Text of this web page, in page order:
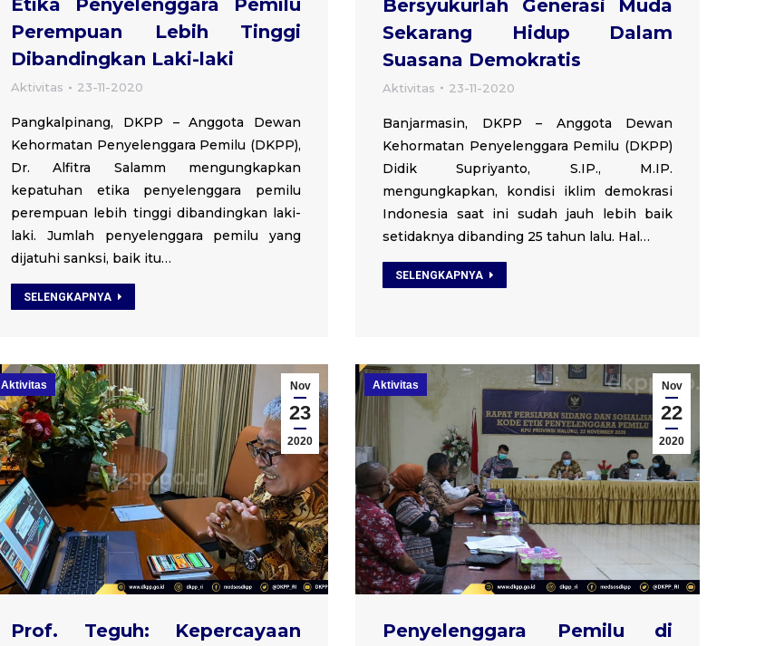
Etika Penyelenggara Pemilu
Perempuan Lebih Tinggi
Dibandingkan Laki-laki
Aktivitas 23-11-2020
Pangkalpinang, DKPP – Anggota Dewan
Kehormatan Penyelenggara Pemilu (DKPP),
Dr. Alfitra Salamm mengungkapkan
kepatuhan etika penyelenggara pemilu
perempuan lebih tinggi dibandingkan laki-
laki. Jumlah penyelenggara pemilu yang
dijatuhi sanksi, baik itu…
SELENGKAPNYA
Bersyukurlah Generasi Muda
Sekarang Hidup Dalam
Suasana Demokratis
Aktivitas 23-11-2020
Banjarmasin, DKPP – Anggota Dewan
Kehormatan Penyelenggara Pemilu (DKPP)
Didik Supriyanto, S.IP., M.IP.
mengungkapkan, kondisi iklim demokrasi
Indonesia saat ini sudah jauh lebih baik
setidaknya dibanding 25 tahun lalu. Hal…
SELENGKAPNYA
Nov
23
2020
Aktivitas
Prof. Teguh: Kepercayaan
Nov
22
2020
Aktivitas
Penyelenggara Pemilu di